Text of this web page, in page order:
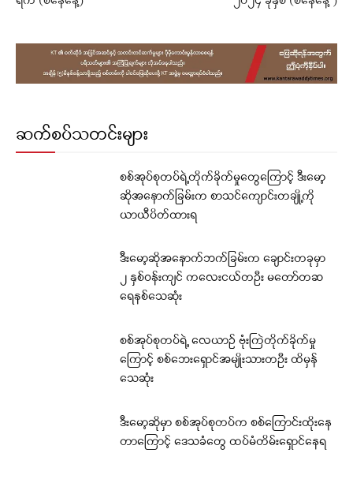
ဆက်စပ်သတင်းများ
စစ်အုပ်စုတပ်ရဲ့တိုက်ခိုက်မှုတွေကြောင့် ဒီးမော့
ဆိုအနောက်ခြမ်းက စာသင်ကျောင်းတချို့ကို
ယာယီပိတ်ထားရ
ဒီးမော့ဆိုအနောက်ဘက်ခြမ်းက ချောင်းတခုမှာ
၂ နှစ်ဝန်းကျင် ကလေးငယ်တဦး မတော်တဆ
ရေနစ်သေဆုံး
စစ်အုပ်စုတပ်ရဲ့ လေယာဉ် ဗုံးကြဲတိုက်ခိုက်မှု
ကြောင့် စစ်ဘေးရှောင်အမျိုးသားတဦး ထိမှန်
သေဆုံး
ဒီးမော့ဆိုမှာ စစ်အုပ်စုတပ်က စစ်ကြောင်းထိုးနေ
တာကြောင့် ဒေသခံတွေ ထပ်မံတိမ်းရှောင်နေရ